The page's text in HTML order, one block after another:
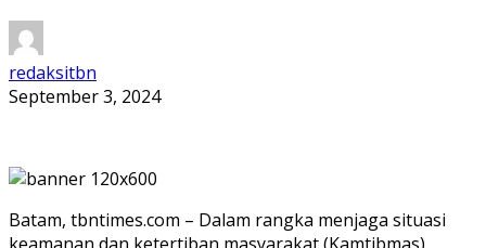
redaksitbn
September 3, 2024
Batam, tbntimes.com – Dalam rangka menjaga situasi